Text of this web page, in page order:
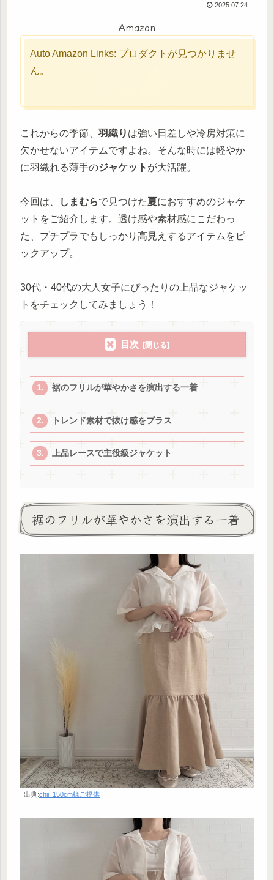
2025.07.24
Amazon
Auto Amazon Links: プロダクトが見つかりませ
ん。
これからの季節、 羽織り は強い日差しや冷房対策に
欠かせないアイテムですよね。そんな時には軽やか
に羽織れる薄手のジャケット が大活躍。
今回は、 しまむらで見つけた夏におすすめのジャケ
ットをご紹介します。透け感や素材感にこだわっ
た、プチプラでもしっかり高見えするアイテムをピ
ックアップ。
30代・40代の大人女子にぴったりの上品なジャケッ
トをチェックしてみましょう！
目次
裾のフリルが華やかさを演出する一着
トレンド素材で抜け感をプラス
上品レースで主役級ジャケット
裾のフリルが華やかさを演出する一着
出典:chii_150cm様ご提供